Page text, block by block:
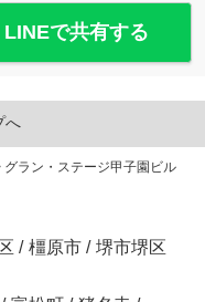
LINEで共有する
へ
グラン・ステージ甲子園ビル
/ 橿原市 / 堺市堺区